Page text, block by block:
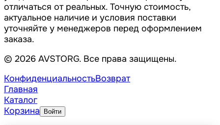
отличаться от реальных. Точную стоимость,
актуальное наличие и условия поставки
уточняйте у менеджеров перед оформлением
заказа.
© 2026 AVSTORG. Все права защищены.
КонфиденциальностьВозврат
Главная
Каталог
Корзина
Войти